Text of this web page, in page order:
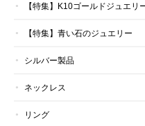
【特集】K10ゴールドジュエリ
【特集】青い石のジュエリー
シルバー製品
ネックレス
リング